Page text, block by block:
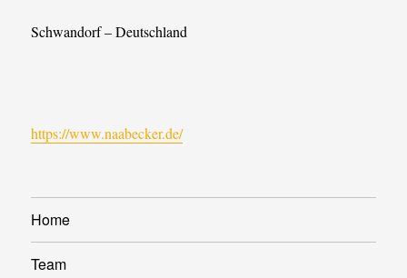
Schwandorf – Deutschland
https://www.naabecker.de/
Home
Team